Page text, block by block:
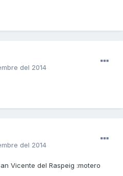
del 2014
del 2014
Vicente del Raspeig :motero